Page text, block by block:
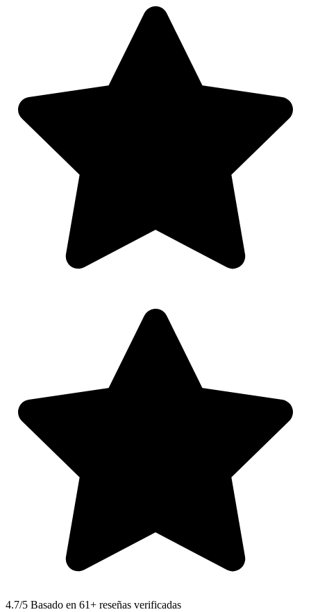
4.7/5 Basado en 61+ reseñas verificadas